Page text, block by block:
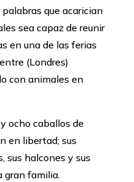
que acarician
sea capaz de reunir
en una de las ferias
(Londres)
con animales en
ocho caballos de
en libertad; sus
sus halcones y sus
gran familia.